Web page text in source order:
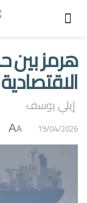
هرمز بين
إيلي يوسف
19/04/2026
A
A